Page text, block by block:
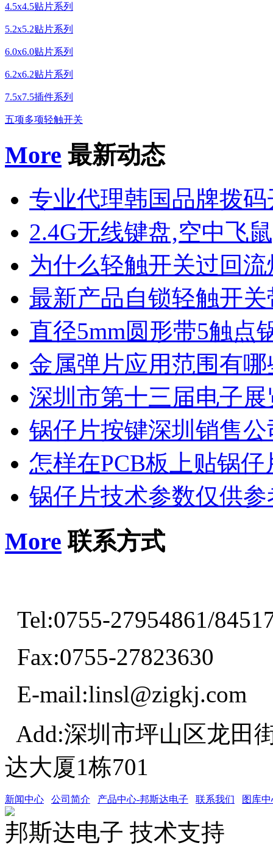
4.5x4.5贴片系列
5.2x5.2贴片系列
6.0x6.0贴片系列
6.2x6.2贴片系列
7.5x7.5插件系列
五项多项轻触开关
More 最新动态
专业代理韩国品牌拨
2.4G无线键盘,空中飞
为什么轻触开关过回流
最新产品自锁轻触开
直径5mm圆形带5触点
金属弹片应用范围有哪
深圳市第十三届电子展
锅仔片按键深圳销售公
怎样在PCB板上贴锅仔
锅仔片技术参数仅供参
More 联系方式
Tel:0755-27954861/
Fax:0755-27823630
E-mail:linsl@zigkj.com
Add:深圳市坪山区龙田
达大厦1栋701
新闻中心 公司简介 产品中心-邦斯达电子 联系我们 图库
邦斯达电子 技术支持